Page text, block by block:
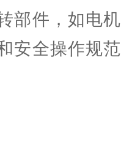
部件，如电
安全操作规